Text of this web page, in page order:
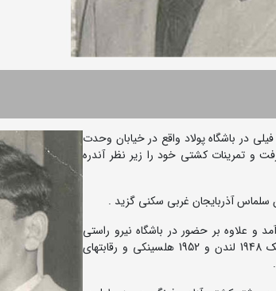
عبدالحسین فیلی در باشگاه پولاد واقع در خیابان وحدت
و تمرینات کشتی خود را زیر نظر آندره
سلماس آذربایجان غربی سکنی گزید .
و علاوه بر حضور در باشگاه نیرو راستی
اولین سرمربی تیم ملی کشتی ایران بود که در رقابتهای المپیک 1948 لندن و 1952 هلسینکی و رقابتهای